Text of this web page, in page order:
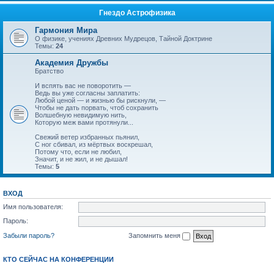
Гнездо Астрофизика
Гармония Мира
О физике, учениях Древних Мудрецов, Тайной Доктрине
Темы: 24
Академия Дружбы
Братство
И вспять вас не поворотить —
Ведь вы уже согласны заплатить:
Любой ценой — и жизнью бы рискнули, —
Чтобы не дать порвать, чтоб сохранить
Волшебную невидимую нить,
Которую меж вами протянули...
Свежий ветер избранных пьянил,
С ног сбивал, из мёртвых воскрешал,
Потому что, если не любил,
Значит, и не жил, и не дышал!
Темы: 5
ВХОД
Имя пользователя:
Пароль:
Забыли пароль?
Запомнить меня
КТО СЕЙЧАС НА КОНФЕРЕНЦИИ